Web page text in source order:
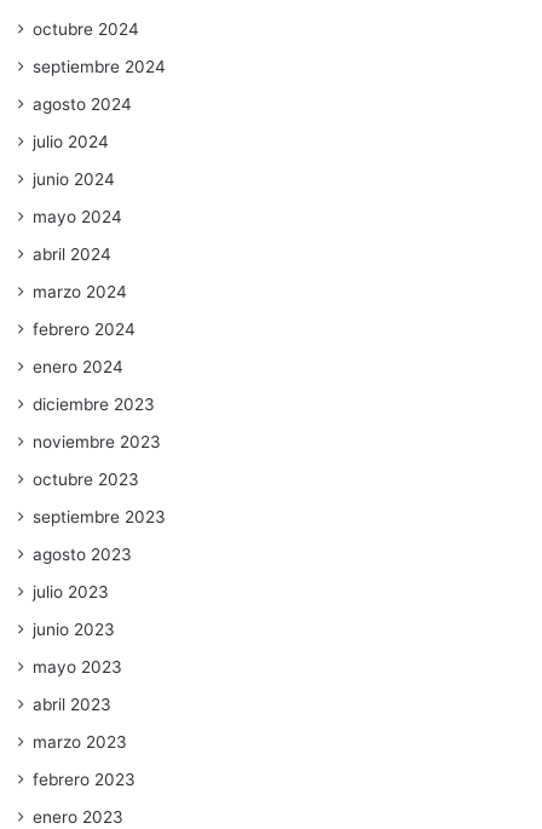
octubre 2024
septiembre 2024
agosto 2024
julio 2024
junio 2024
mayo 2024
abril 2024
marzo 2024
febrero 2024
enero 2024
diciembre 2023
noviembre 2023
octubre 2023
septiembre 2023
agosto 2023
julio 2023
junio 2023
mayo 2023
abril 2023
marzo 2023
febrero 2023
enero 2023